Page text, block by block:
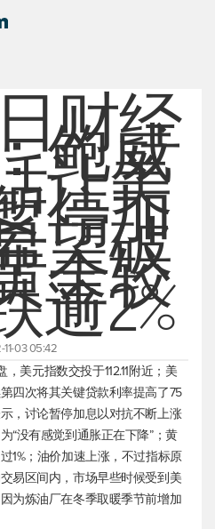
财经
鲍威
让美
停加
望破
金较
逾2%
03 05:42
， 美元指数交投于112.11附近；美
四次将其关键贷款利率提高了75
，讨论暂停加息以对抗不断上涨
“没有感觉到通胀正在下降”；黄
1%；油价加速上涨，不过指标原
易区间内，市场早些时候受到美
为炼油厂在冬季取暖季节前增加